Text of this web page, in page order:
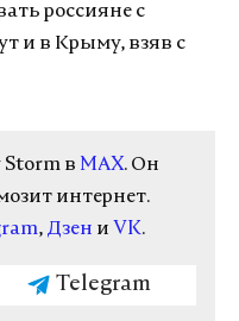
россияне с
и в Крыму, взяв с
в MAX. Он
интернет.
, Дзен и VK.
Telegram